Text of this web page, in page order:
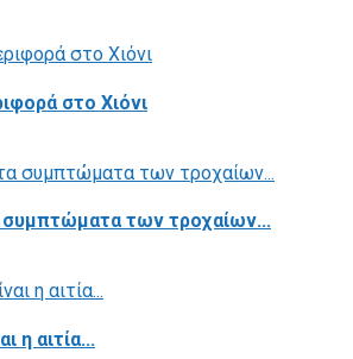
στο Χιόνι
συμπτώματα των τροχαίων...
η αιτία...